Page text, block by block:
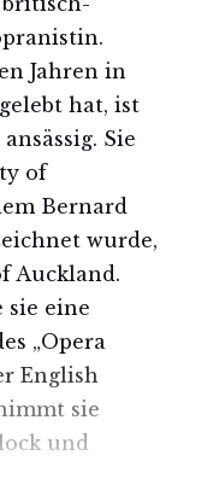
Jahren in
hat, ist
Sie
of
Bernard
wurde,
Auckland.
sie eine
„Opera
English
sie
und